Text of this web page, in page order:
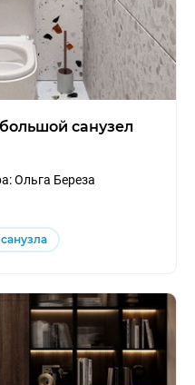
санузел
Ольга Береза